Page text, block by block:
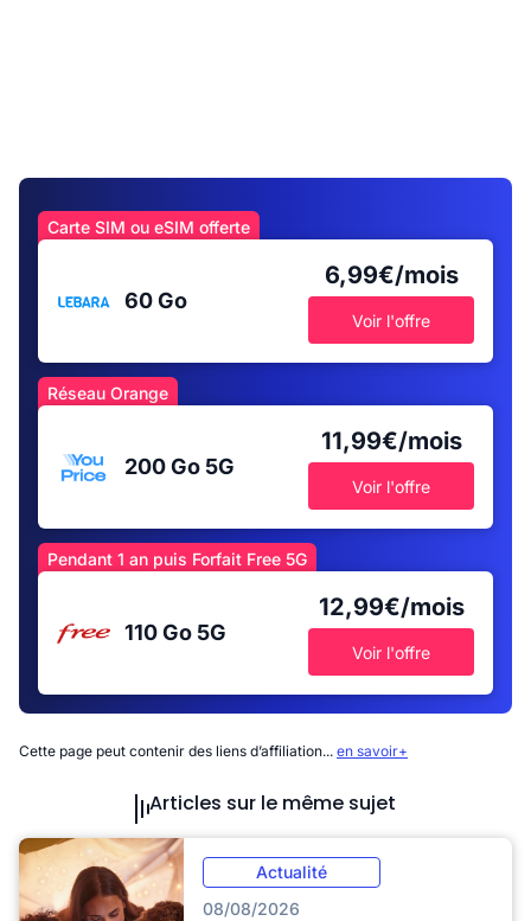
Carte SIM ou eSIM offerte
60 Go
6,99€/mois
Voir l'offre
Réseau Orange
200 Go 5G
11,99€/mois
Voir l'offre
Pendant 1 an puis Forfait Free 5G
110 Go 5G
12,99€/mois
Voir l'offre
Cette page peut contenir des liens d’affiliation... en savoir+
Articles sur le même sujet
Actualité
08/08/2026